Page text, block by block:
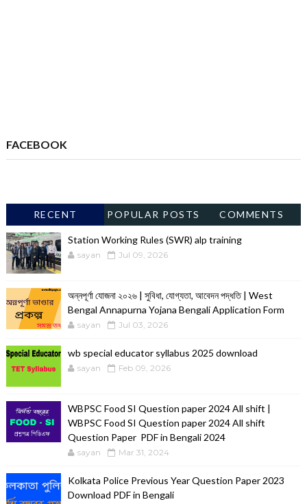
FACEBOOK
RECENT POPULAR POSTS COMMENTS
Station Working Rules (SWR) alp training
sayan Jul 09, 2026
অন্নপূর্ণা যোজনা ২০২৬ | সুবিধা, যোগ্যতা, আবেদন পদ্ধতি | West
Bengal Annapurna Yojana Bengali Application Form
sayan Jul 03, 2026
wb special educator syllabus 2025 download
sayan Feb 09, 2026
WBPSC Food SI Question paper 2024 All shift |
WBPSC Food SI Question paper 2024 All shift
Question Paper PDF in Bengali 2024
sayan Mar 31, 2024
Kolkata Police Previous Year Question Paper 2023
Download PDF in Bengali